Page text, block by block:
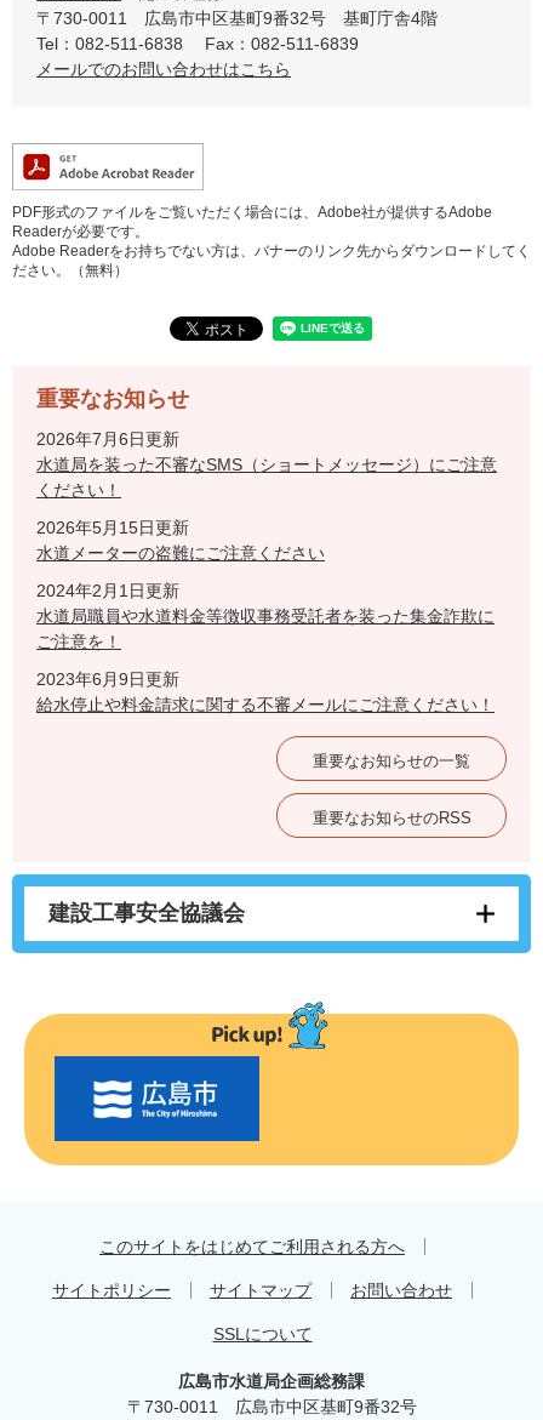
〒730-0011
広島市中区基町9番32号 基町庁舎4階
Tel：082-511-6838
Fax：082-511-6839
メールでのお問い合わせはこちら
PDF形式のファイルをご覧いただく場合には、Adobe社が提供するAdobe
Readerが必要です。
Adobe Readerをお持ちでない方は、バナーのリンク先からダウンロードしてく
ださい。（無料）
重要なお知らせ
2026年7月6日更新
水道局を装った不審なSMS（ショートメッセージ）にご注意
ください！
2026年5月15日更新
水道メーターの盗難にご注意ください
2024年2月1日更新
水道局職員や水道料金等徴収事務受託者を装った集金詐欺に
ご注意を！
2023年6月9日更新
給水停止や料金請求に関する不審メールにご注意ください！
重要なお知らせの一覧
重要なお知らせのRSS
建設工事安全協議会
このサイトをはじめてご利用される方へ
サイトポリシー サイトマップ お問い合わせ
SSLについて
広島市水道局企画総務課
〒730-0011 広島市中区基町9番32号